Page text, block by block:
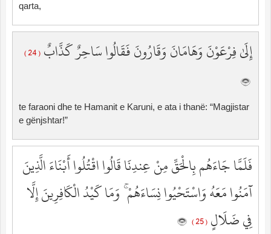
qarta,
إِلَىٰ فِرْعَوْنَ وَهَامَانَ وَقَارُونَ فَقَالُوا سَاحِرٌ كَذَّابٌ ( 24 )
te faraoni dhe te Hamanit e Karuni, e ata i thanë: “Magjistar
e gënjshtar!”
فَلَمَّا جَاءَهُم بِالْحَقِّ مِنْ عِندِنَا قَالُوا اقْتُلُوا أَبْنَاءَ الَّذِينَ
آمَنُوا مَعَهُ وَاسْتَحْيُوا نِسَاءَهُمْ ۚ وَمَا كَيْدُ الْكَافِرِينَ إِلَّا
فِي ضَلَالٍ ( 25 )